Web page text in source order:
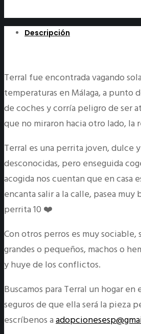
Descripción
Terral fue encontrada vagando
temperaturas en Málaga, a punto
de coches y corría peligro de ser
que no miraron hacia otro lado, la
Terral es una perrita joven, dulce
desconocidas, pero enseguida
acogida nos cuentan que en casa
encanta salir a la calle, pasea
perrita 10 ❤️
Con otros perros es muy
grandes o pequeños, machos o
y huye de los conflictos.
Buscamos para Terral un hogar
seguros de que ella será la pieza
escríbenos a